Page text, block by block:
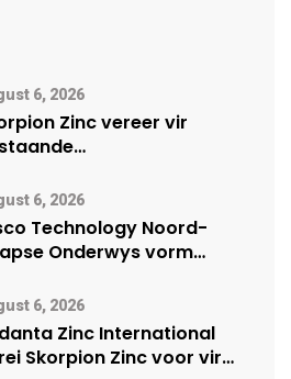
6, 2026
Zinc vereer vir
Mynbou Ekspo
6, 2026
Technology Noord-
Onderwys vorm
6, 2026
Zinc International
Skorpion Zinc voor vir